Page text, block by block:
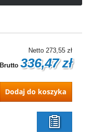
Netto 273,55 zł
Brutto 336,47 zł
Dodaj do koszyka